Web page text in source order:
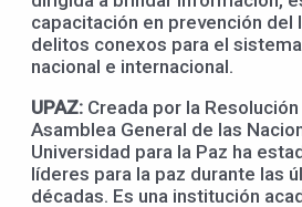
capacitación en prevención del
delitos conexos para el
nacional e internacional.
UPAZ: Creada por la
Asamblea General de las
Universidad para la Paz ha
líderes para la paz durante las
décadas. Es una institución